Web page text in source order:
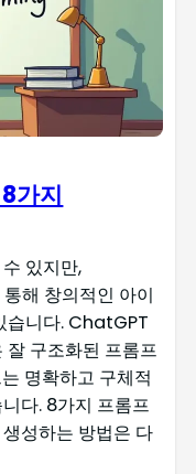
가지
있지만,
해 창의적인 아이
습니다. ChatGPT
잘 구조화된 프롬프
명확하고 구체적
다. 8가지 프롬프
성하는 방법은 다